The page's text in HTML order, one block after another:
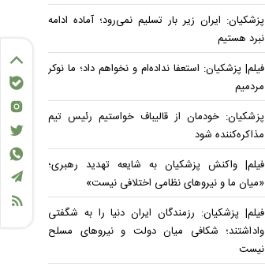
پزشکیان: ایران زیر بار تسلیم نمی‌رود؛ آماده ادامه
نبرد هستیم
فیلم| پزشکیان: استعفا نداده‌ام و نخواهم داد؛ ما نوکر
مردمیم
پزشکیان: خودمان از قالیباف خواستیم رئیس تیم
مذاکره‌کننده شود
فیلم| واکنش پزشکیان به شایعه تهدید رهبری؛
«میان ما و نیروهای نظامی اختلافی نیست»
فیلم| پزشکیان: رزمندگان ایران دنیا را به شگفتی
واداشتند؛ شکافی میان دولت و نیروهای مسلح
نیست